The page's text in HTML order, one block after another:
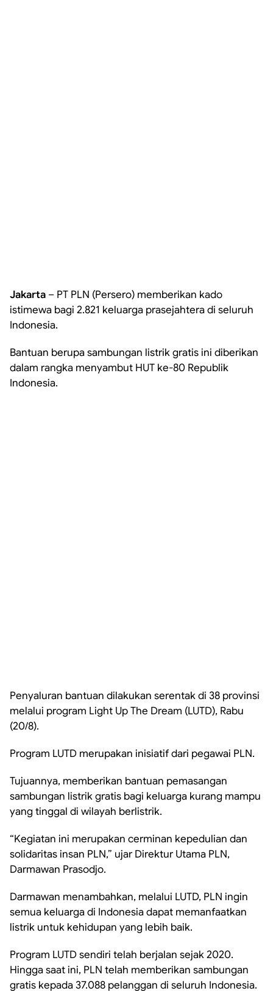
Jakarta – PT PLN (Persero) memberikan kado
istimewa bagi 2.821 keluarga prasejahtera di seluruh
Indonesia.
Bantuan berupa sambungan listrik gratis ini diberikan
dalam rangka menyambut HUT ke-80 Republik
Indonesia.
Penyaluran bantuan dilakukan serentak di 38 provinsi
melalui program Light Up The Dream (LUTD), Rabu
(20/8).
Program LUTD merupakan inisiatif dari pegawai PLN.
Tujuannya, memberikan bantuan pemasangan
sambungan listrik gratis bagi keluarga kurang mampu
yang tinggal di wilayah berlistrik.
“Kegiatan ini merupakan cerminan kepedulian dan
solidaritas insan PLN,” ujar Direktur Utama PLN,
Darmawan Prasodjo.
Darmawan menambahkan, melalui LUTD, PLN ingin
semua keluarga di Indonesia dapat memanfaatkan
listrik untuk kehidupan yang lebih baik.
Program LUTD sendiri telah berjalan sejak 2020.
Hingga saat ini, PLN telah memberikan sambungan
gratis kepada 37.088 pelanggan di seluruh Indonesia.